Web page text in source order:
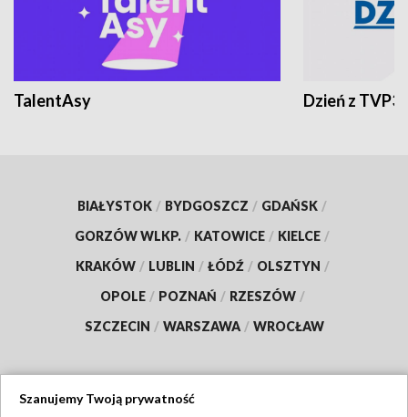
TalentAsy Dzień z TVP3
BIAŁYSTOK / BYDGOSZCZ / GDAŃSK /
GORZÓW WLKP. / KATOWICE / KIELCE /
KRAKÓW / LUBLIN / ŁÓDŹ / OLSZTYN /
OPOLE / POZNAŃ / RZESZÓW /
SZCZECIN / WARSZAWA / WROCŁAW
Szanujemy Twoją prywatność